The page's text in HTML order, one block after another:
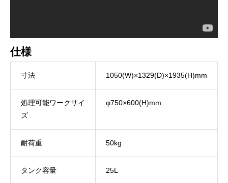
仕様
寸法 1050(W)×1329(D)×1935(H)mm
処理可能ワークサイ
ズ
φ750×600(H)mm
耐荷重 50kg
タンク容量 25L